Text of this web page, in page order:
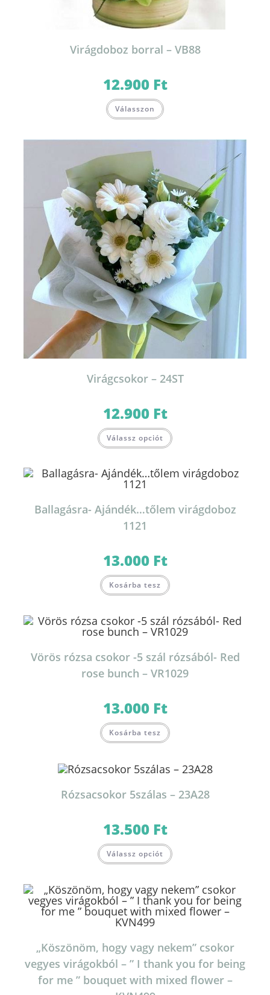
Virágdoboz borral – VB88
12.900 Ft
Válasszon
Virágcsokor – 24ST
12.900 Ft
Válassz opciót
Ballagásra- Ajándék…tőlem virágdoboz
1121
13.000 Ft
Kosárba tesz
Vörös rózsa csokor -5 szál rózsából- Red
rose bunch – VR1029
13.000 Ft
Kosárba tesz
Rózsacsokor 5szálas – 23A28
13.500 Ft
Válassz opciót
„Köszönöm, hogy vagy nekem” csokor
vegyes virágokból – ” I thank you for being
for me ” bouquet with mixed flower –